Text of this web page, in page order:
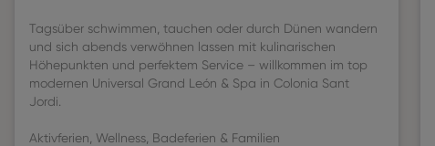
Tagsüber schwimmen, tauchen oder durch Dünen wandern
und sich abends verwöhnen lassen mit kulinarischen
Höhepunkten und perfektem Service – willkommen im top
modernen Universal Grand León & Spa in Colonia Sant
Jordi.
Aktivferien, Wellness, Badeferien & Familien